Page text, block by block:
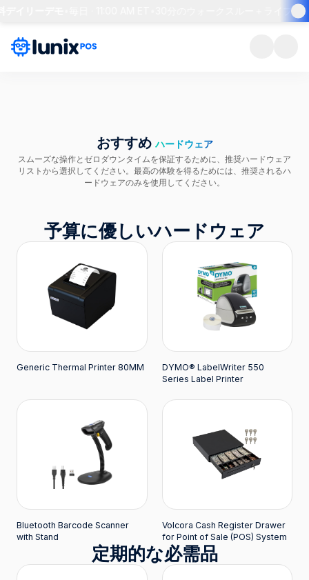
30分のウォークスルー＋ライブQ&A
おすすめ ハードウェア
スムーズな操作とゼロダウンタイムを保証するために、推奨ハードウェア
リストから選択してください。最高の体験を得るためには、推奨されるハ
ードウェアのみを使用してください。
予算に優しいハードウェア
Generic Thermal Printer 80MM
DYMO® LabelWriter 550
Series Label Printer
Bluetooth Barcode Scanner
with Stand
Volcora Cash Register Drawer
for Point of Sale (POS) System
定期的な必需品